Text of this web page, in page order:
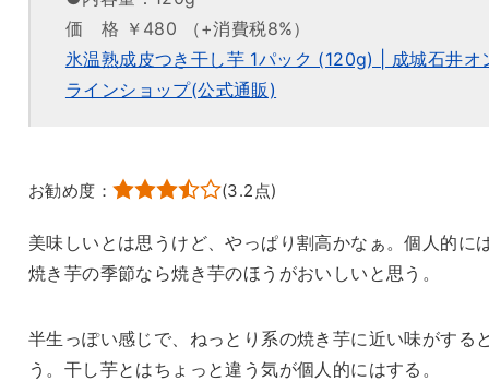
価 格 ￥480 （+消費税8%）
氷温熟成皮つき干し芋 1パック (120g) | 成城石井オ
ラインショップ(公式通販)
お勧め度： (3.2 点)
美味しいとは思うけど、やっぱり割高かなぁ。個人的に
焼き芋の季節なら焼き芋のほうがおいしいと思う。
半生っぽい感じで、ねっとり系の焼き芋に近い味がする
う。干し芋とはちょっと違う気が個人的にはする。